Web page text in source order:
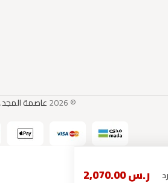
© 2026 عاصمة المجد. All rights reserved
ر.س2,070.00